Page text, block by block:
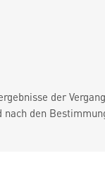
der
den